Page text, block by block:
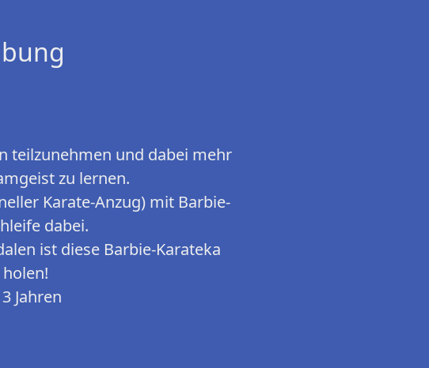
teilzunehmen und dabei mehr
zu lernen.
Karate-Anzug) mit Barbie-
dabei.
ist diese Barbie-Karateka
Jahren